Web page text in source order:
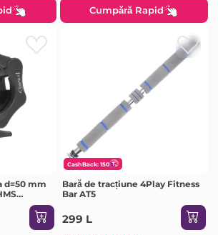
Cumpără Rapid
d=50 mm
CashBack: 150
Bară de tracțiune 4Play Fitness
Bar AT5
299 L